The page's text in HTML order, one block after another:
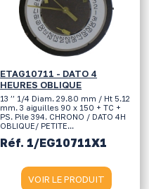
ETAG10711 - DATO 4
HEURES OBLIQUE
13 ’’ 1/4 Diam. 29.80 mm / Ht 5.12
mm. 3 aiguilles 90 x 150 + TC +
PS. Pile 394. CHRONO / DATO 4H
OBLIQUE/ PETITE...
Réf. 1/EG10711X1
VOIR LE PRODUIT